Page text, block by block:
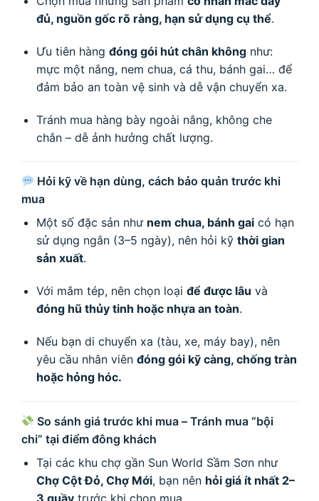
đủ, nguồn gốc rõ ràng, hạn sử dụng cụ thể.
Ưu tiên hàng đóng gói hút chân khôngnhư:
mực một nắng, nem chua, cá thu, bánh gai… để
đảm bảo an toàn vệ sinh và dễ vận chuyển xa.
Tránh mua hàng bày ngoài nắng, không che
chắn – dễ ảnh hưởng chất lượng.
Hỏi kỹ về hạn dùng, cách bảo quản trước khi
mua
Một số đặc sản như nem chua, bánh gaicó hạn
sử dụng ngắn (3–5 ngày), nên hỏi kỹ thời gian
sản xuất.
Với mắm tép, nên chọn loại để được lâu và
đóng hũ thủy tinh hoặc nhựa an toàn.
Nếu bạn di chuyển xa (tàu, xe, máy bay), nên
yêu cầu nhân viên đóng gói kỹ càng, chống tràn
hoặc hỏng hóc.
So sánh giá trước khi mua – Tránh mua “bội
chi” tại điểm đông khách
Tại các khu chợ gần Sun World Sầm Sơn như
Chợ Cột Đỏ, Chợ Mới, bạn nên hỏi giá ít nhất 2–
3 quầytrước khi chọn mua.